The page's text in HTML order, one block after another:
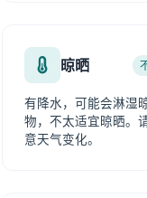
晾晒
有降水，可能会淋湿
物，不太适宜晾晒。
意天气变化。